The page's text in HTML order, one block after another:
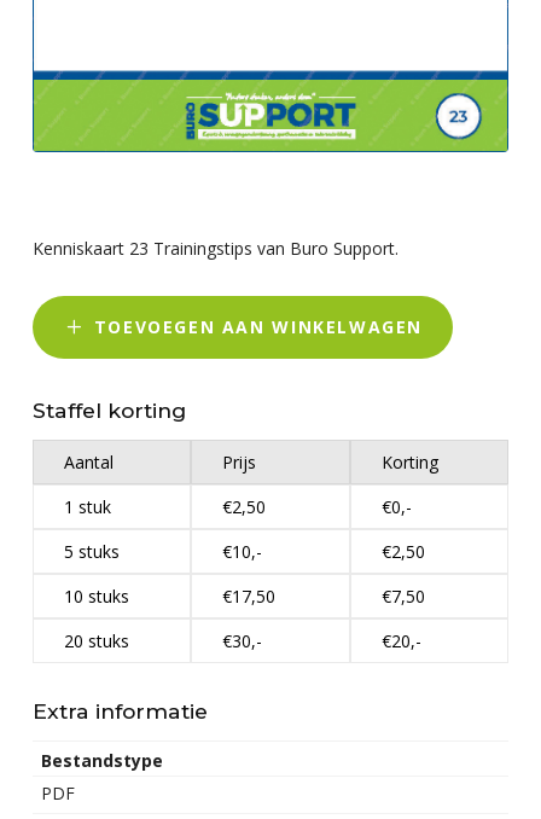
Kenniskaart 23 Trainingstips van Buro Support.
TOEVOEGEN AAN WINKELWAGEN
Staffel korting
Aantal Prijs
Korting
1 stuk
€2,50
€0,-
5 stuks
€10,-
€2,50
10 stuks
€17,50
€7,50
20 stuks
€30,- €20,-
Extra informatie
Bestandstype
PDF